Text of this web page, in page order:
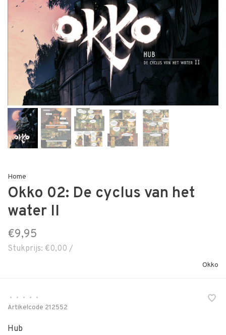
Home
Okko 02: De cyclus van het
water II
€9,95
Stukprijs: €0,00 /
Okko
• • • •
•
Artikelcode 212552
Hub